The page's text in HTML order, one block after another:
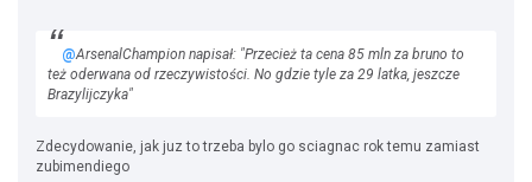
@ArsenalChampion napisał: "Przecież ta cena 85 mln za bruno to
też oderwana od rzeczywistości. No gdzie tyle za 29 latka, jeszcze
Brazylijczyka"
Zdecydowanie, jak juz to trzeba bylo go sciagnac rok temu zamiast
zubimendiego